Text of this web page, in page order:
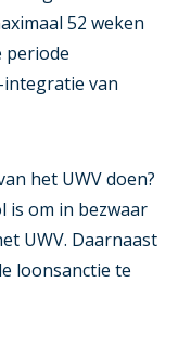
52 weken
periode
van
het UWV doen?
is om in bezwaar
UWV. Daarnaast
loonsanctie te